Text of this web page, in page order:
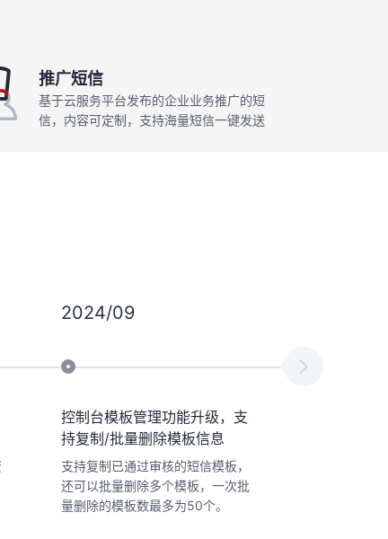
推广短信
基于云服务平台发布的企业业务推广的短
信，内容可定制，支持海量短信一键发送
2024/09
控制台模板管理功能升级，支
持复制/批量删除模板信息
支持复制已通过审核的短信模板，
还可以批量删除多个模板，一次批
量删除的模板数最多为50个。